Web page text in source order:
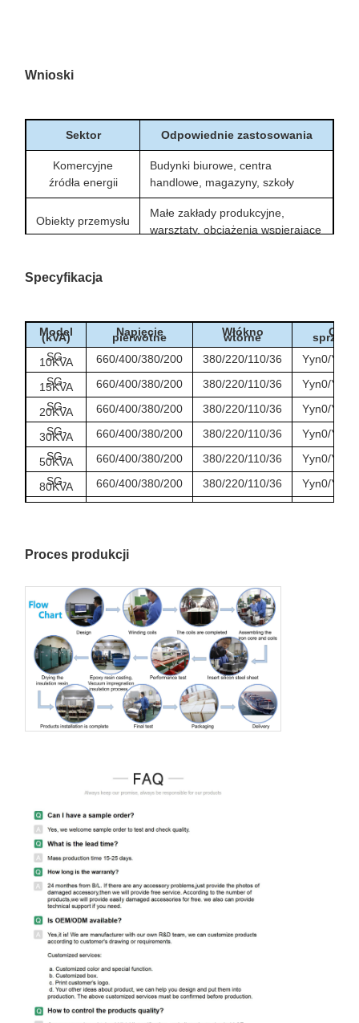
Wnioski
Sektor Odpowiednie zastosowania
Komercyjne
źródła energii
Budynki biurowe, centra
handlowe, magazyny, szkoły
Obiekty przemysłu
lekkiego
Małe zakłady produkcyjne,
warsztaty, obciążenia wspierające
Punkty obsługi
Sieci dystrybucji
na zewnątrz
Instalacje przetworników
zamkniętych na zewnątrz
Elektrownia
pomocnicza
infrastruktury
Stacje pompowe, systemy
pomocnicze obiektów, panele
zasilania na miejscu
Specyfikacja
Model
(kVA) Napięcie
pierwotne Włókno
wtórne
SG-
10KVA 660/400/380/200 380/220/110/36
Yyn0/Y/d/
SG-
15KVA 660/400/380/200 380/220/110/36
Yyn0/Y/d/
SG-
20KVA 660/400/380/200 380/220/110/36
Yyn0/Y/d/
SG-
30KVA 660/400/380/200 380/220/110/36
Yyn0/Y/d/
SG-
50KVA 660/400/380/200 380/220/110/36
Yyn0/Y/d/
SG-
80KVA 660/400/380/200 380/220/110/36
Yyn0/Y/d/
SG-
Proces produkcji